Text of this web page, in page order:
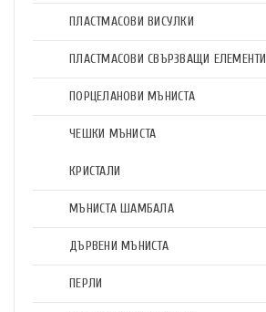
ПЛАСТМАСОВИ ВИСУЛКИ
ПЛАСТМАСОВИ СВЪРЗВАЩИ ЕЛЕМЕНТИ
ПОРЦЕЛАНОВИ МЪНИСТА
ЧЕШКИ МЪНИСТА
КРИСТАЛИ
МЪНИСТА ШАМБАЛА
ДЪРВЕНИ МЪНИСТА
ПЕРЛИ